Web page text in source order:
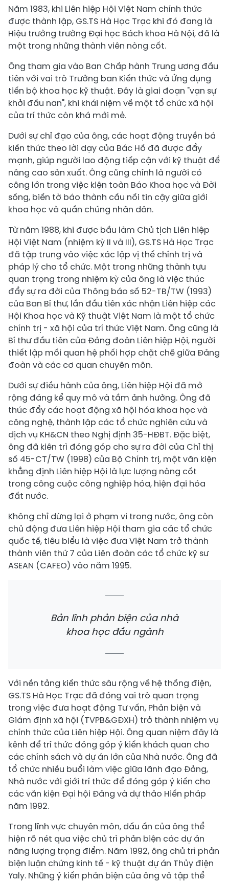
Năm 1983, khi Liên hiệp Hội Việt Nam chính thức
được thành lập, GS.TS Hà Học Trạc khi đó đang là
Hiệu trưởng trường Đại học Bách khoa Hà Nội, đã là
một trong những thành viên nòng cốt.
Ông tham gia vào Ban Chấp hành Trung ương đầu
tiên với vai trò Trưởng ban Kiến thức và Ứng dụng
tiến bộ khoa học kỹ thuật. Đây là giai đoạn "vạn sự
khởi đầu nan", khi khái niệm về một tổ chức xã hội
của trí thức còn khá mới mẻ.
Dưới sự chỉ đạo của ông, các hoạt động truyền bá
kiến thức theo lời dạy của Bác Hồ đã được đẩy
mạnh, giúp người lao động tiếp cận với kỹ thuật để
nâng cao sản xuất. Ông cũng chính là người có
công lớn trong việc kiện toàn Báo Khoa học và Đời
sống, biến tờ báo thành cầu nối tin cậy giữa giới
khoa học và quần chúng nhân dân.
Từ năm 1988, khi được bầu làm Chủ tịch Liên hiệp
Hội Việt Nam (nhiệm kỳ II và III), GS.TS Hà Học Trạc
đã tập trung vào việc xác lập vị thế chính trị và
pháp lý cho tổ chức. Một trong những thành tựu
quan trọng trong nhiệm kỳ của ông là việc thúc
đẩy sự ra đời của Thông báo số 52-TB/TW (1993)
của Ban Bí thư, lần đầu tiên xác nhận Liên hiệp các
Hội Khoa học và Kỹ thuật Việt Nam là một tổ chức
chính trị - xã hội của trí thức Việt Nam. Ông cũng là
Bí thư đầu tiên của Đảng đoàn Liên hiệp Hội, người
thiết lập mối quan hệ phối hợp chặt chẽ giữa Đảng
đoàn và các cơ quan chuyên môn.
Dưới sự điều hành của ông, Liên hiệp Hội đã mở
rộng đáng kể quy mô và tầm ảnh hưởng. Ông đã
thúc đẩy các hoạt động xã hội hóa khoa học và
công nghệ, thành lập các tổ chức nghiên cứu và
dịch vụ KH&CN theo Nghị định 35-HĐBT. Đặc biệt,
ông đã kiên trì đóng góp cho sự ra đời của Chỉ thị
số 45-CT/TW (1998) của Bộ Chính trị, một văn kiện
khẳng định Liên hiệp Hội là lực lượng nòng cốt
trong công cuộc công nghiệp hóa, hiện đại hóa
đất nước.
Không chỉ dừng lại ở phạm vi trong nước, ông còn
chủ động đưa Liên hiệp Hội tham gia các tổ chức
quốc tế, tiêu biểu là việc đưa Việt Nam trở thành
thành viên thứ 7 của Liên đoàn các tổ chức kỹ sư
ASEAN (CAFEO) vào năm 1995.
Bản lĩnh phản biện của nhà
khoa học đầu ngành
Với nền tảng kiến thức sâu rộng về hệ thống điện,
GS.TS Hà Học Trạc đã đóng vai trò quan trọng
trong việc đưa hoạt động Tư vấn, Phản biện và
Giám định xã hội (TVPB&GĐXH) trở thành nhiệm vụ
chính thức của Liên hiệp Hội. Ông quan niệm đây là
kênh để trí thức đóng góp ý kiến khách quan cho
các chính sách và dự án lớn của Nhà nước. Ông đã
tổ chức nhiều buổi làm việc giữa lãnh đạo Đảng,
Nhà nước với giới trí thức để đóng góp ý kiến cho
các văn kiện Đại hội Đảng và dự thảo Hiến pháp
năm 1992.
Trong lĩnh vực chuyên môn, dấu ấn của ông thể
hiện rõ nét qua việc chủ trì phản biện các dự án
năng lượng trọng điểm. Năm 1992, ông chủ trì phản
biện luận chứng kinh tế - kỹ thuật dự án Thủy điện
Yaly. Những ý kiến phản biện của ông và tập thể